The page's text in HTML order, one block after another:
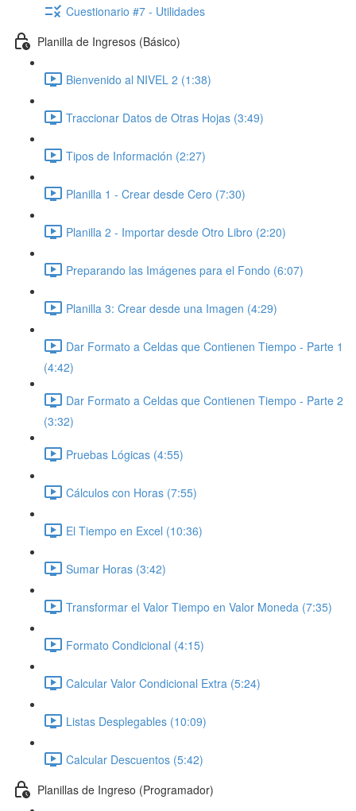
Cuestionario #7 - Utilidades
Planilla de Ingresos (Básico)
Bienvenido al NIVEL 2 (1:38)
Traccionar Datos de Otras Hojas (3:49)
Tipos de Información (2:27)
Planilla 1 - Crear desde Cero (7:30)
Planilla 2 - Importar desde Otro Libro (2:20)
Preparando las Imágenes para el Fondo (6:07)
Planilla 3: Crear desde una Imagen (4:29)
Dar Formato a Celdas que Contienen Tiempo - Parte 1
(4:42)
Dar Formato a Celdas que Contienen Tiempo - Parte 2
(3:32)
Pruebas Lógicas (4:55)
Cálculos con Horas (7:55)
El Tiempo en Excel (10:36)
Sumar Horas (3:42)
Transformar el Valor Tiempo en Valor Moneda (7:35)
Formato Condicional (4:15)
Calcular Valor Condicional Extra (5:24)
Listas Desplegables (10:09)
Calcular Descuentos (5:42)
Planillas de Ingreso (Programador)